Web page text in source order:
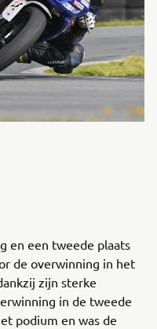
en een tweede plaats
de overwinning in het
zijn sterke
in de tweede
podium en was de